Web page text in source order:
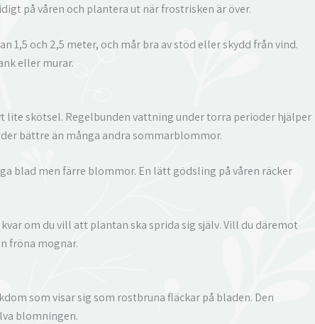
på våren och plantera ut när frostrisken är över.
1,5 och 2,5 meter, och mår bra av stöd eller skydd från vind.
eller murar.
lite skötsel. Regelbunden vattning under torra perioder hjälper
bättre än många andra sommarblommor.
blad men färre blommor. En lätt gödsling på våren räcker
om du vill att plantan ska sprida sig själv. Vill du däremot
fröna mognar.
som visar sig som rostbruna fläckar på bladen. Den
blomningen.